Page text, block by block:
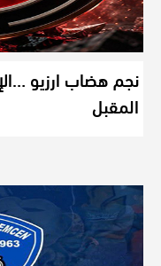
نجم هضاب ارزيو
المقبل